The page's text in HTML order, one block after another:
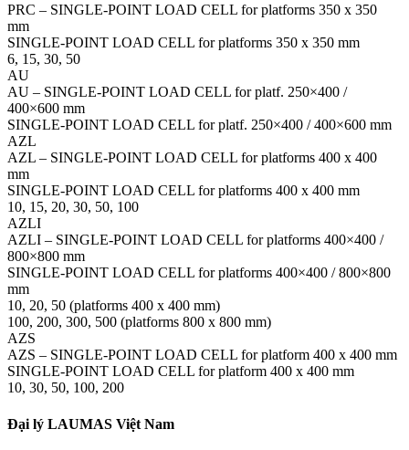
PRC – SINGLE-POINT LOAD CELL for platforms 350 x 350
mm
SINGLE-POINT LOAD CELL for platforms 350 x 350 mm
6, 15, 30, 50
AU
AU – SINGLE-POINT LOAD CELL for platf. 250×400 /
400×600 mm
SINGLE-POINT LOAD CELL for platf. 250×400 / 400×600 mm
AZL
AZL – SINGLE-POINT LOAD CELL for platforms 400 x 400
mm
SINGLE-POINT LOAD CELL for platforms 400 x 400 mm
10, 15, 20, 30, 50, 100
AZLI
AZLI – SINGLE-POINT LOAD CELL for platforms 400×400 /
800×800 mm
SINGLE-POINT LOAD CELL for platforms 400×400 / 800×800
mm
10, 20, 50 (platforms 400 x 400 mm)
100, 200, 300, 500 (platforms 800 x 800 mm)
AZS
AZS – SINGLE-POINT LOAD CELL for platform 400 x 400 mm
SINGLE-POINT LOAD CELL for platform 400 x 400 mm
10, 30, 50, 100, 200
Đại lý LAUMAS Việt Nam